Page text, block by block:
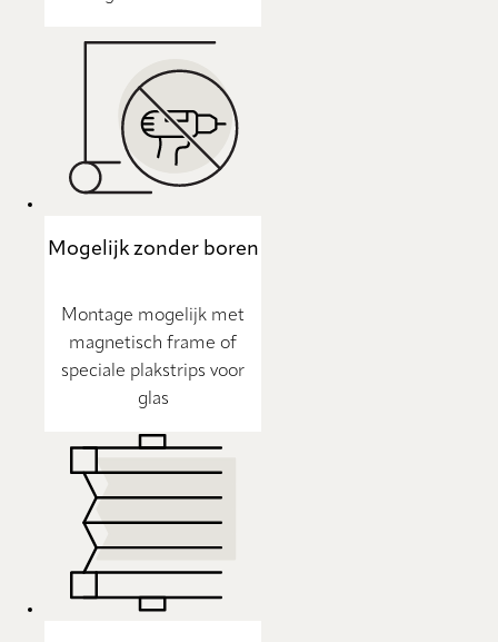
Mogelijk zonder boren
Montage mogelijk met
magnetisch frame of
speciale plakstrips voor
glas